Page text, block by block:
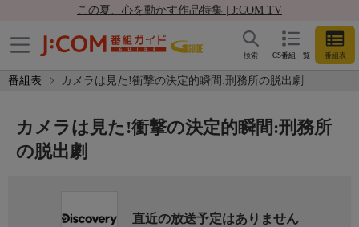
この夏、心を動かす作品特集 | J:COM TV
CS番組一覧 番組表
検索
番組表 カメラは見た!衝撃の決定的瞬間:刑務所の脱出劇
カメラは見た!衝撃の決定的瞬間:刑務所
の脱出劇
直近の放送予定はありません